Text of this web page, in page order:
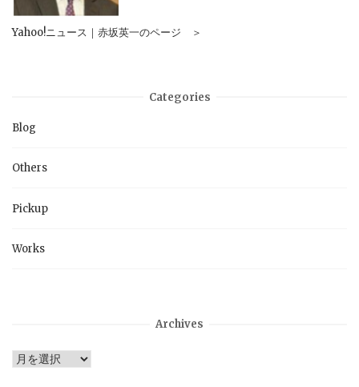
Yahoo!ニュース｜赤坂英一のページ ＞
Categories
Blog
Others
Pickup
Works
Archives
Archives